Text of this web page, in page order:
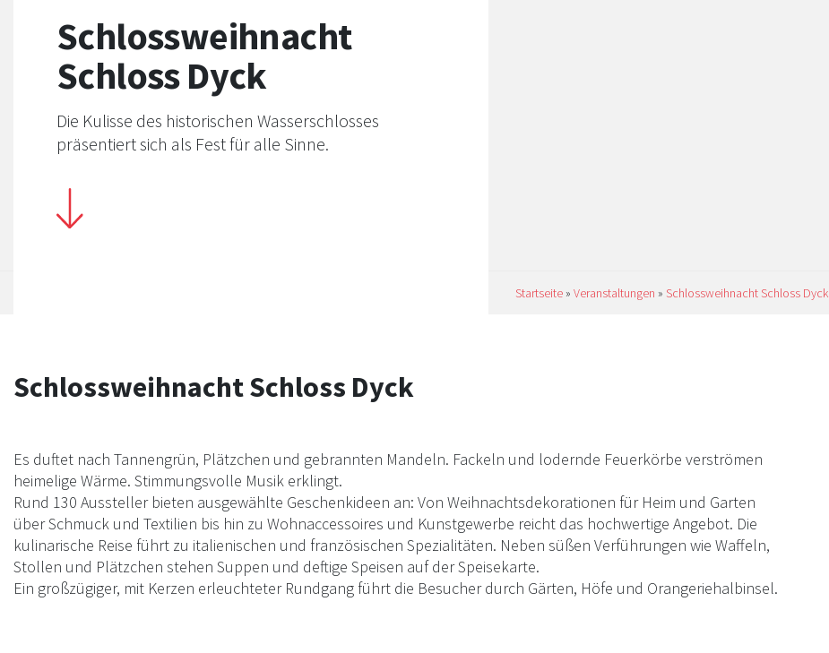
Schlossweihnacht
Schloss Dyck
Die Kulisse des historischen Wasserschlosses
präsentiert sich als Fest für alle Sinne.
Startseite » Veranstaltungen » Schlossweihnacht Schloss Dyck
Schlossweihnacht Schloss Dyck
Es duftet nach Tannengrün, Plätzchen und gebrannten Mandeln. Fackeln und lodernde Feuerkörbe verströmen
heimelige Wärme. Stimmungsvolle Musik erklingt.
Rund 130 Aussteller bieten ausgewählte Geschenkideen an: Von Weihnachtsdekorationen für Heim und Garten
über Schmuck und Textilien bis hin zu Wohnaccessoires und Kunstgewerbe reicht das hochwertige Angebot. Die
kulinarische Reise führt zu italienischen und französischen Spezialitäten. Neben süßen Verführungen wie Waffeln,
Stollen und Plätzchen stehen Suppen und deftige Speisen auf der Speisekarte.
Ein großzügiger, mit Kerzen erleuchteter Rundgang führt die Besucher durch Gärten, Höfe und Orangeriehalbinsel.